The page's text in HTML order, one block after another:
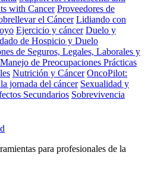
with Cancer Proveedores de
el Cáncer Lidiando con
Ejercicio y cáncer Duelo y
de Hospicio y Duelo
de Seguros, Legales, Laborales y
Manejo de Preocupaciones Prácticas
Nutrición y Cáncer OncoPilot:
jornada del cáncer Sexualidad y
Secundarios Sobrevivencia
para profesionales de la